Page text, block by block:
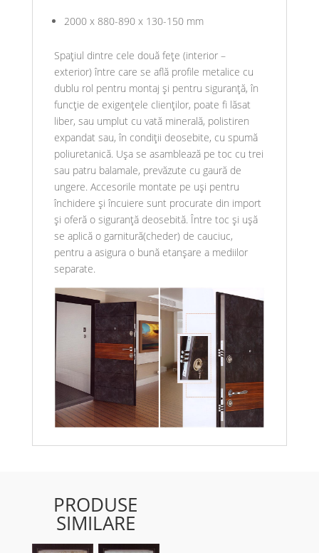
2000 x 880-890 x 130-150 mm
Spațiul dintre cele două fețe (interior –
exterior) între care se află profile metalice cu
dublu rol pentru montaj și pentru siguranță, în
funcție de exigențele clienților, poate fi lăsat
liber, sau umplut cu vată minerală, polistiren
expandat sau, în condiții deosebite, cu spumă
poliuretanică. Ușa se asamblează pe toc cu trei
sau patru balamale, prevăzute cu gaură de
ungere. Accesorile montate pe uși pentru
închidere și încuiere sunt procurate din import
și oferă o siguranță deosebită. Între toc și ușă
se aplică o garnitură(cheder) de cauciuc,
pentru a asigura o bună etanșare a mediilor
separate.
PRODUSE
SIMILARE